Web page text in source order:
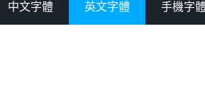
中文字體 英文字體 手機字